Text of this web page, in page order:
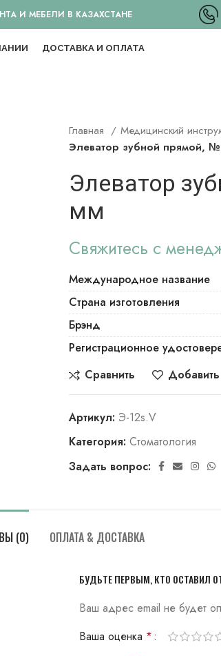
И МЕБЕЛИ В КАЗАХСТАНЕ
ДОСТАВКА И ОПЛАТА
Главная Медицинский
Элеватор зубной прямой,
Элеватор
мм
Свяжитесь с
Международное название
Страна изготовления
Брэнд
Регистрационное
Сравнить
Артикул: Э-12s.V
Категория: Стоматология
Задать вопрос:
(0) ОПЛАТА & ДОСТАВКА
БУДЬТЕ ПЕРВЫМ, КТО ОСТАВИЛ
Ваш адрес email не будет
Ваша оценка *